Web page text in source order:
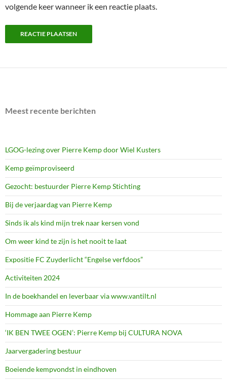
volgende keer wanneer ik een reactie plaats.
Meest recente berichten
LGOG-lezing over Pierre Kemp door Wiel Kusters
Kemp geïmproviseerd
Gezocht: bestuurder Pierre Kemp Stichting
Bij de verjaardag van Pierre Kemp
Sinds ik als kind mijn trek naar kersen vond
Om weer kind te zijn is het nooit te laat
Expositie FC Zuyderlicht “Engelse verfdoos”
Activiteiten 2024
In de boekhandel en leverbaar via www.vantilt.nl
Hommage aan Pierre Kemp
‘IK BEN TWEE OGEN’: Pierre Kemp bij CULTURA NOVA
Jaarvergadering bestuur
Boeiende kempvondst in eindhoven